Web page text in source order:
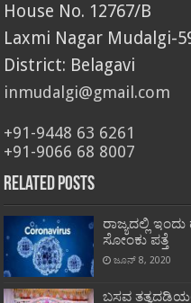
House No. 12767/B
Laxmi Nagar Mudalgi-
District: Belagavi
inmudalgi@gmail.com
+91-9448 63 6261
+91-9066 68 8007
Related Posts
ರಾಜ್ಯದಲ್ಲಿ
ಸೋಂಕು ಪತ್ತೆ
ಜೂನ್ 8, 2020
ಬಸವ